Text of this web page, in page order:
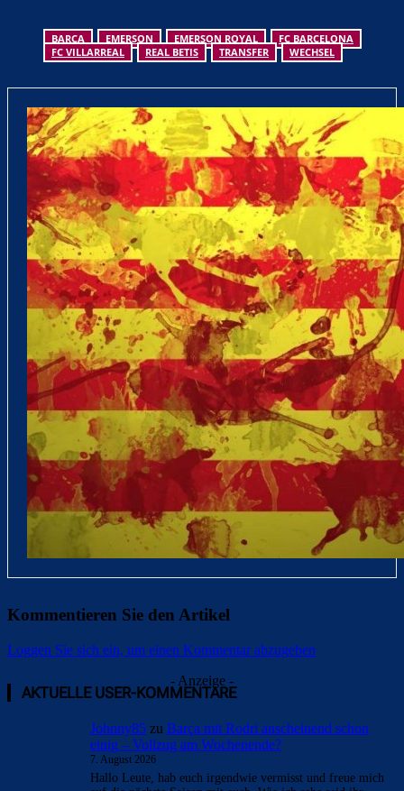
BARCA EMERSON EMERSON ROYAL
FC BARCELONA
FC VILLARREAL
REAL BETIS TRANSFER WECHSEL
Kommentieren Sie den Artikel
Loggen Sie sich ein, um einen Kommentar abzugeben
- Anzeige -
AKTUELLE USER-KOMMENTARE
Johnny85 zu Barça mit Rodri anscheinend schon
einig – Vollzug am Wochenende?
7. August 2026
Hallo Leute, hab euch irgendwie vermisst und freue mich